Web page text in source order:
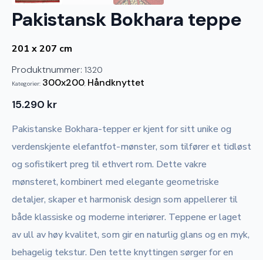
Pakistansk Bokhara teppe
201 x 207 cm
Produktnummer: 1320
Kategorier: 300x200, Håndknyttet
15.290 kr
Pakistanske Bokhara-tepper er kjent for sitt unike og
verdenskjente elefantfot-mønster, som tilfører et tidløst
og sofistikert preg til ethvert rom. Dette vakre
mønsteret, kombinert med elegante geometriske
detaljer, skaper et harmonisk design som appellerer til
både klassiske og moderne interiører. Teppene er laget
av ull av høy kvalitet, som gir en naturlig glans og en myk,
behagelig tekstur. Den tette knyttingen sørger for en